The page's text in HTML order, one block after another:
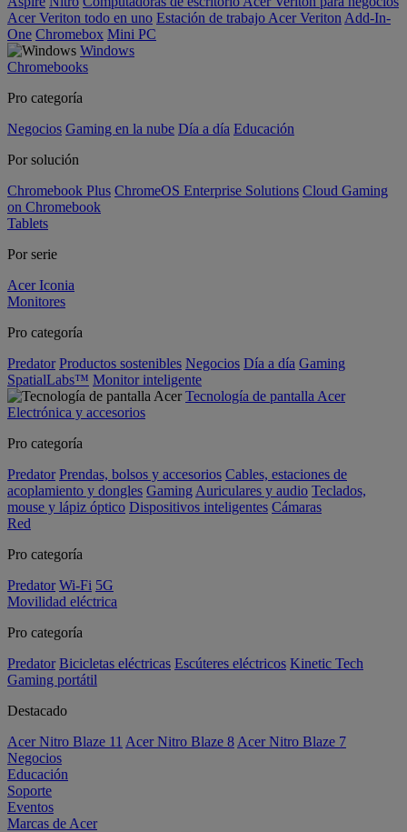
Acer Veriton todo en uno Estación de trabajo Acer Veriton Add-In-
One Chromebox Mini PC
Windows
Chromebooks
Pro categoría
Negocios Gaming en la nube Día a día Educación
Por solución
Chromebook Plus ChromeOS Enterprise Solutions Cloud Gaming
on Chromebook
Tablets
Por serie
Acer Iconia
Monitores
Pro categoría
Predator Productos sostenibles Negocios Día a día Gaming
SpatialLabs™ Monitor inteligente
Tecnología de pantalla Acer
Electrónica y accesorios
Pro categoría
Predator Prendas, bolsos y accesorios Cables, estaciones de
acoplamiento y dongles Gaming Auriculares y audio Teclados,
mouse y lápiz óptico Dispositivos inteligentes Cámaras
Red
Pro categoría
Predator Wi-Fi 5G
Movilidad eléctrica
Pro categoría
Predator Bicicletas eléctricas Escúteres eléctricos Kinetic Tech
Gaming portátil
Destacado
Acer Nitro Blaze 11 Acer Nitro Blaze 8 Acer Nitro Blaze 7
Negocios
Educación
Soporte
Eventos
Marcas de Acer